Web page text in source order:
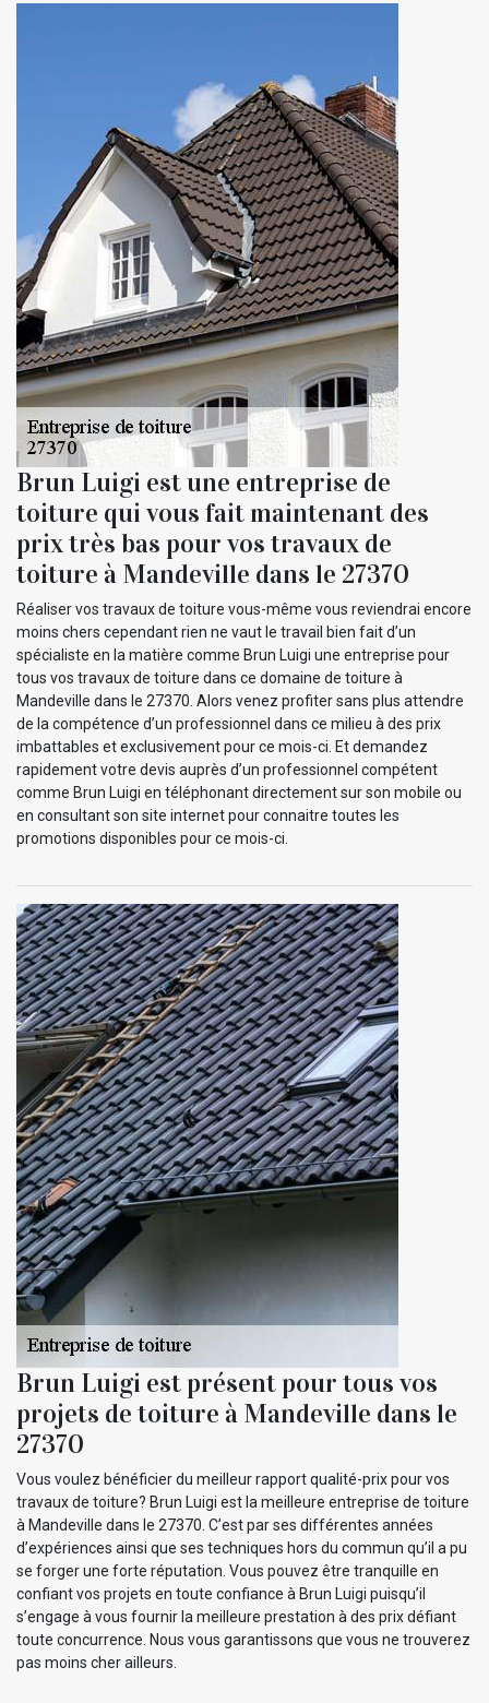
Brun Luigi est une entreprise de
toiture qui vous fait maintenant des
prix très bas pour vos travaux de
toiture à Mandeville dans le 27370
Réaliser vos travaux de toiture vous-même vous reviendrai encore
moins chers cependant rien ne vaut le travail bien fait d’un
spécialiste en la matière comme Brun Luigi une entreprise pour
tous vos travaux de toiture dans ce domaine de toiture à
Mandeville dans le 27370. Alors venez profiter sans plus attendre
de la compétence d’un professionnel dans ce milieu à des prix
imbattables et exclusivement pour ce mois-ci. Et demandez
rapidement votre devis auprès d’un professionnel compétent
comme Brun Luigi en téléphonant directement sur son mobile ou
en consultant son site internet pour connaitre toutes les
promotions disponibles pour ce mois-ci.
Brun Luigi est présent pour tous vos
projets de toiture à Mandeville dans le
27370
Vous voulez bénéficier du meilleur rapport qualité-prix pour vos
travaux de toiture? Brun Luigi est la meilleure entreprise de toiture
à Mandeville dans le 27370. C’est par ses différentes années
d’expériences ainsi que ses techniques hors du commun qu’il a pu
se forger une forte réputation. Vous pouvez être tranquille en
confiant vos projets en toute confiance à Brun Luigi puisqu’il
s’engage à vous fournir la meilleure prestation à des prix défiant
toute concurrence. Nous vous garantissons que vous ne trouverez
pas moins cher ailleurs.